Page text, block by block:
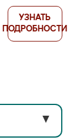
УЗНАТЬ
ПОДРОБНОСТИ
▼